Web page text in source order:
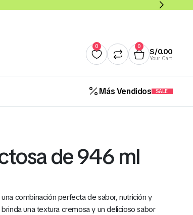
0 0
S/0.00
Your Cart
Más Vendidos SALE
S/5.00
de 946 ml
combinación perfecta de sabor, nutrición y
una textura cremosa y un delicioso sabor